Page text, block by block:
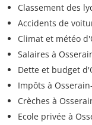
Classement des
Accidents de
Climat et météo
Salaires à
Dette et budget
Impôts à
Crèches à
Ecole privée à